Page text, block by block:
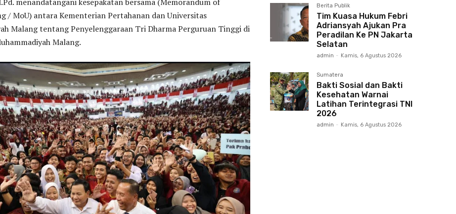
/ MoU) antara Kementerian Pertahanan dan Universitas
Malang tentang Penyelenggaraan Tri Dharma Perguruan Tinggi di
Malang.
Berita Publik
Tim Kuasa Hukum Febri
Adriansyah Ajukan Pra
Peradilan Ke PN Jakarta
Selatan
admin - Kamis, 6 Agustus 2026
Sumatera
Bakti Sosial dan Bakti
Kesehatan Warnai
Latihan Terintegrasi TNI
2026
admin - Kamis, 6 Agustus 2026